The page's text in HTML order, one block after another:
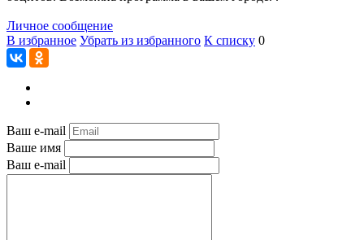
Личное сообщение
В избранное Убрать из избранного К списку 0
Ваш e-mail
Ваше имя
Ваш e-mail